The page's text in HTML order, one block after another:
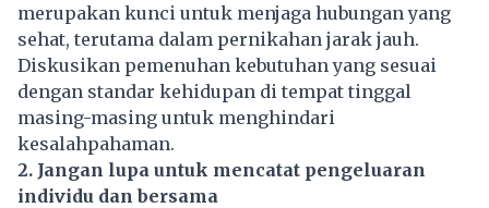
merupakan kunci untuk menjaga hubungan yang
sehat, terutama dalam pernikahan jarak jauh.
Diskusikan pemenuhan kebutuhan yang sesuai
dengan standar kehidupan di tempat tinggal
masing-masing untuk menghindari
kesalahpahaman.
2. Jangan lupa untuk mencatat pengeluaran
individu dan bersama